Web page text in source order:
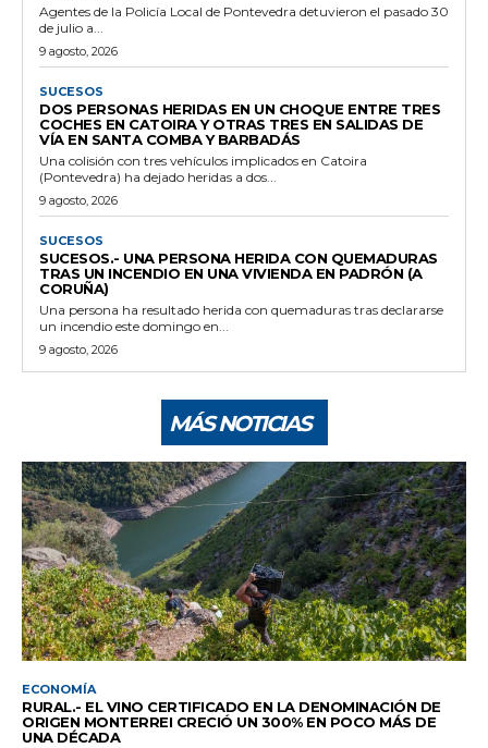
Agentes de la Policía Local de Pontevedra detuvieron el pasado 30
de julio a...
9 agosto, 2026
SUCESOS
DOS PERSONAS HERIDAS EN UN CHOQUE ENTRE TRES
COCHES EN CATOIRA Y OTRAS TRES EN SALIDAS DE
VÍA EN SANTA COMBA Y BARBADÁS
Una colisión con tres vehículos implicados en Catoira
(Pontevedra) ha dejado heridas a dos...
9 agosto, 2026
SUCESOS
SUCESOS.- UNA PERSONA HERIDA CON QUEMADURAS
TRAS UN INCENDIO EN UNA VIVIENDA EN PADRÓN (A
CORUÑA)
Una persona ha resultado herida con quemaduras tras declararse
un incendio este domingo en...
9 agosto, 2026
MÁS NOTICIAS
ECONOMÍA
RURAL.- EL VINO CERTIFICADO EN LA DENOMINACIÓN DE
ORIGEN MONTERREI CRECIÓ UN 300% EN POCO MÁS DE
UNA DÉCADA